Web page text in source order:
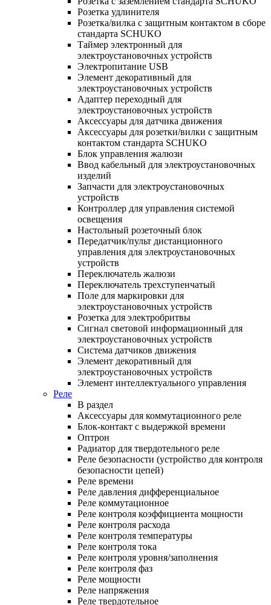
Розетка удлинителя
Розетка/вилка с защитным контактом в сборе
стандарта SCHUKO
Таймер электронный для
электроустановочных устройств
Электропитание USB
Элемент декоративный для
электроустановочных устройств
Адаптер переходный для
электроустановочных устройств
Аксессуары для датчика движения
Аксессуары для розетки/вилки с защитным
контактом стандарта SCHUKO
Блок управления жалюзи
Ввод кабельный для электроустановочных
изделий
Запчасти для электроустановочных
устройств
Контроллер для управления системой
освещения
Настольный розеточный блок
Передатчик/пульт дистанционного
управления для электроустановочных
устройств
Переключатель жалюзи
Переключатель трехступенчатый
Поле для маркировки для
электроустановочных устройств
Розетка для электробритвы
Сигнал световой информационный для
электроустановочных устройств
Система датчиков движения
Элемент декоративный для
электроустановочных устройств
Элемент интеллектуального управления
Реле
В раздел
Аксессуары для коммутационного реле
Блок-контакт с выдержкой времени
Оптрон
Радиатор для твердотельного реле
Реле безопасности (устройство для контроля
безопасности цепей)
Реле времени
Реле давления дифференциальное
Реле коммутационное
Реле контроля коэффициента мощности
Реле контроля расхода
Реле контроля температуры
Реле контроля тока
Реле контроля уровня/заполнения
Реле контроля фаз
Реле мощности
Реле напряжения
Реле твердотельное